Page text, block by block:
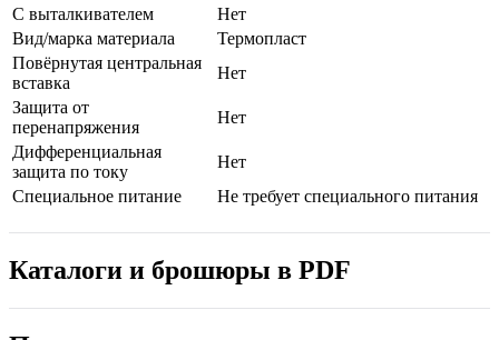
С выталкивателем
Нет
Вид/марка материала
Термопласт
Повёрнутая центральная
вставка
Нет
Защита от
перенапряжения
Нет
Дифференциальная
защита по току
Нет
Специальное питание
Не требует специального питания
Каталоги и брошюры в PDF